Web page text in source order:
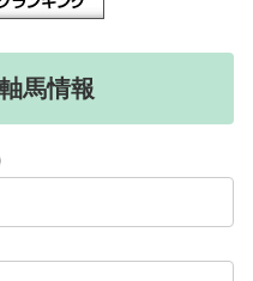
馬情報